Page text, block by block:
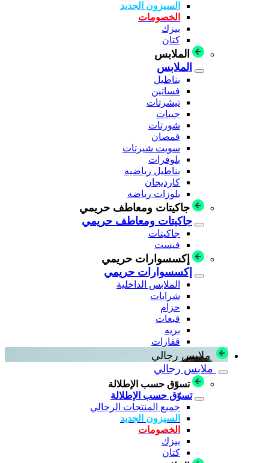
السيزون الجديد
الخصومات
بيزك
كتان
الملابس
الملابس
بناطيل
فساتين
تيشرتات
جيبات
شورتات
قمصان
سويت شيرتات
بلوفرات
بناطيل رياضيه
كارديجان
بلوزات رياضه
جاكيتات ومعاطف حريمي
جاكيتات ومعاطف حريمي
جاكيتات
فيست
إكسسوارات حريمي
إكسسوارات حريمي
الملابس الداخلية
شرابات
حزام
قبعات
بريه
قفازات
ملابس رجالي
ملابس رجالي
تسوّق حسب الإطلالة
تسوّق حسب الإطلالة
جميع المنتجات الرجالي
السيزون الجديد
الخصومات
بيزك
كتان